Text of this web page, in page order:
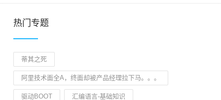
热门专题
蒂其之死
阿里技术面全A，终面却被产品经理拉下马。。。
驱动BOOT 汇编语言-基础知识